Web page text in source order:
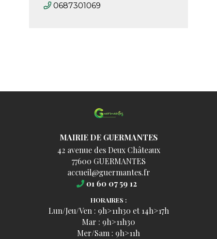
0687301069
MAIRIE DE GUERMANTES
42 avenue des Deux Châteaux
77600 GUERMANTES
accueil@guermantes.fr
01 60 07 59 12
HORAIRES :
Lun/Jeu/Ven : 9h>11h30 et 14h>17h
Mar : 9h>11h30
Mer/Sam : 9h>11h